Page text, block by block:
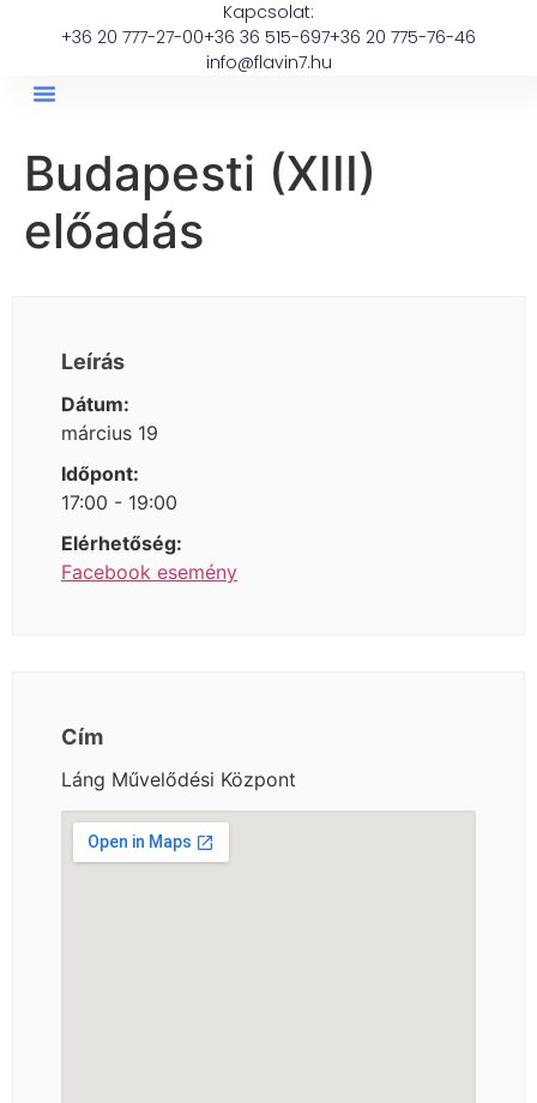
Kapcsolat:
+36 20 777-27-00+36 36 515-697+36 20 775-76-46
info@flavin7.hu
Budapesti (XIII)
előadás
Leírás
Dátum:
március 19
Időpont:
17:00 - 19:00
Elérhetőség:
Facebook esemény
Cím
Láng Művelődési Központ